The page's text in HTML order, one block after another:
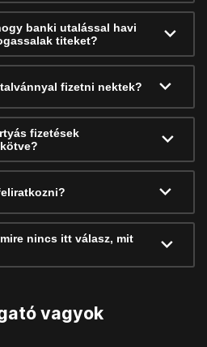
banki utalással havi
titeket?
fizetni nektek?
fizetések
nincs itt válasz, mit
vagyok